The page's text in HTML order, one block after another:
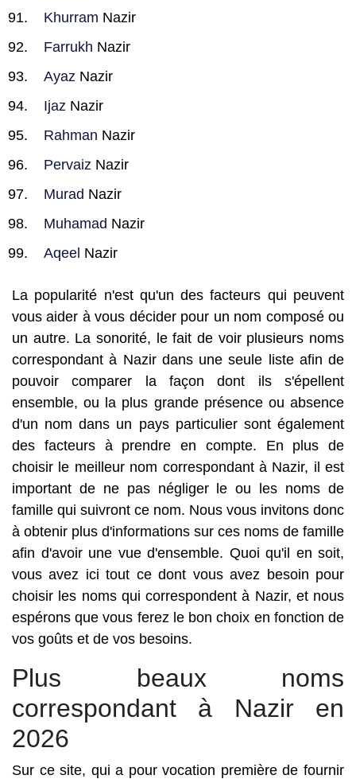
Khurram Nazir
Farrukh Nazir
Ayaz Nazir
Ijaz Nazir
Rahman Nazir
Pervaiz Nazir
Murad Nazir
Muhamad Nazir
Aqeel Nazir
La popularité n'est qu'un des facteurs qui peuvent
vous aider à vous décider pour un nom composé ou
un autre. La sonorité, le fait de voir plusieurs noms
correspondant à Nazir dans une seule liste afin de
pouvoir comparer la façon dont ils s'épellent
ensemble, ou la plus grande présence ou absence
d'un nom dans un pays particulier sont également
des facteurs à prendre en compte. En plus de
choisir le meilleur nom correspondant à Nazir, il est
important de ne pas négliger le ou les noms de
famille qui suivront ce nom. Nous vous invitons donc
à obtenir plus d'informations sur ces noms de famille
afin d'avoir une vue d'ensemble. Quoi qu'il en soit,
vous avez ici tout ce dont vous avez besoin pour
choisir les noms qui correspondent à Nazir, et nous
espérons que vous ferez le bon choix en fonction de
vos goûts et de vos besoins.
Plus beaux noms
correspondant à Nazir en
2026
Sur ce site, qui a pour vocation première de fournir